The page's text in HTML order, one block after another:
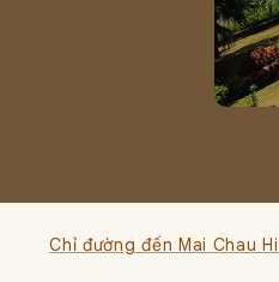
Chỉ đường đến Mai Chau